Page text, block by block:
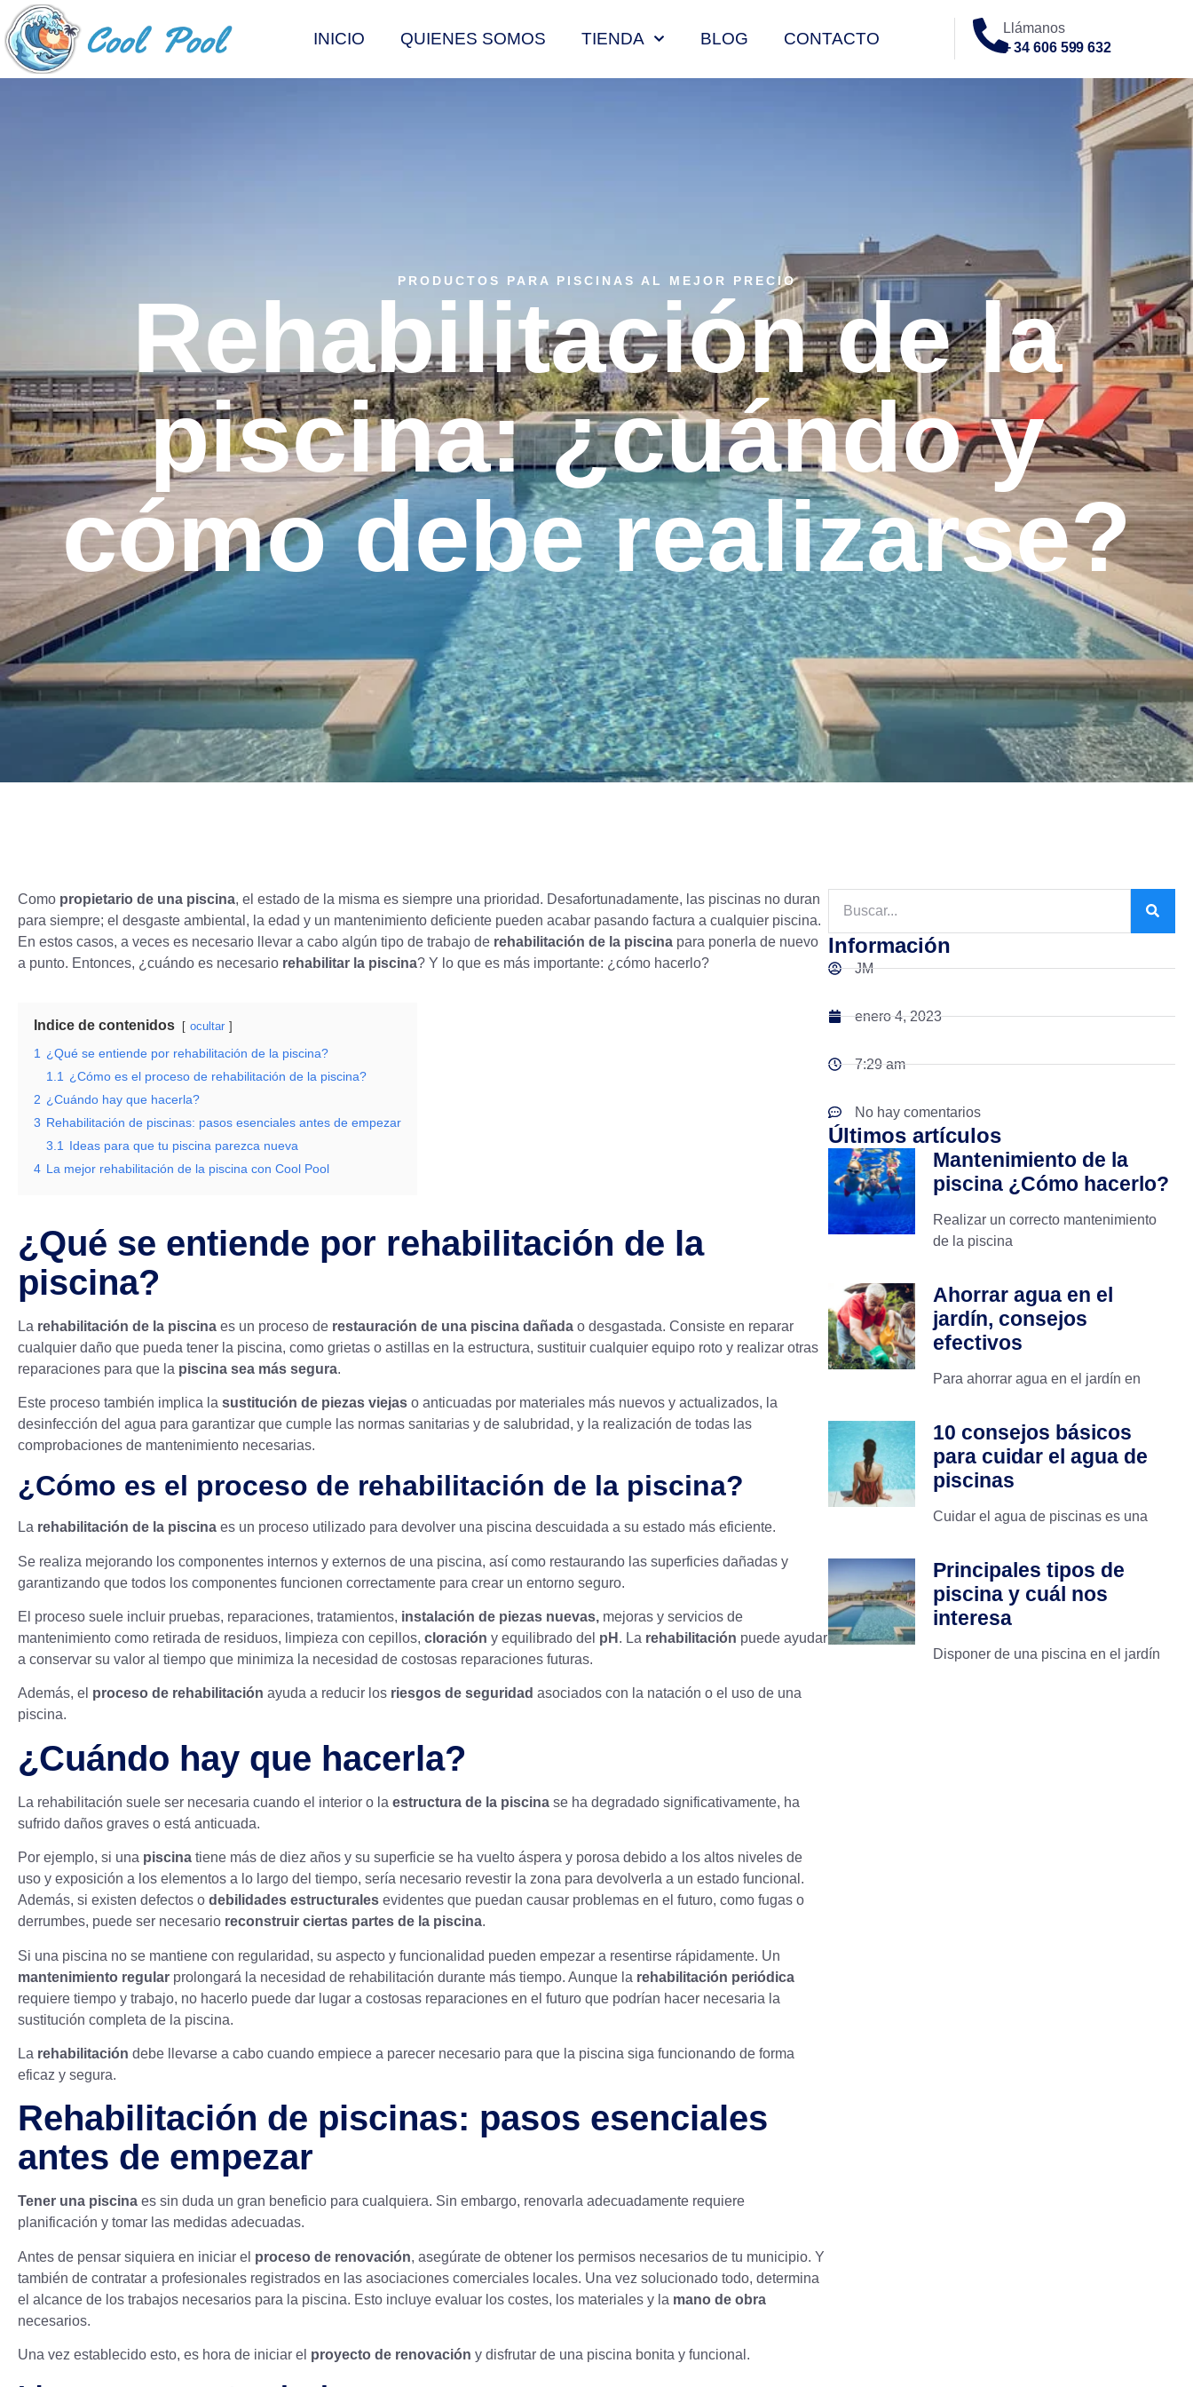
INICIO QUIENES SOMOS TIENDA BLOG CONTACTO
Llámanos
+ 34 606 599 632
PRODUCTOS PARA PISCINAS AL MEJOR PRECIO
Rehabilitación de la
piscina: ¿cuándo y
cómo debe realizarse?
Como propietario de una piscina, el estado de la misma es siempre una prioridad. Desafortunadamente, las piscinas no duran
para siempre; el desgaste ambiental, la edad y un mantenimiento deficiente pueden acabar pasando factura a cualquier piscina.
En estos casos, a veces es necesario llevar a cabo algún tipo de trabajo de rehabilitación de la piscina para ponerla de nuevo
a punto. Entonces, ¿cuándo es necesario rehabilitar la piscina? Y lo que es más importante: ¿cómo hacerlo?
Indice de contenidos ocultar
1
¿Qué se entiende por rehabilitación de la piscina?
1.1
¿Cómo es el proceso de rehabilitación de la piscina?
2 ¿Cuándo hay que hacerla?
3 Rehabilitación de piscinas: pasos esenciales antes de empezar
3.1
Ideas para que tu piscina parezca nueva
4 La mejor rehabilitación de la piscina con Cool Pool
¿Qué se entiende por rehabilitación de la
piscina?
La rehabilitación de la piscina es un proceso de restauración de una piscina dañada o desgastada. Consiste en reparar
cualquier daño que pueda tener la piscina, como grietas o astillas en la estructura, sustituir cualquier equipo roto y realizar otras
reparaciones para que la piscina sea más segura.
Este proceso también implica la sustitución de piezas viejas o anticuadas por materiales más nuevos y actualizados, la
desinfección del agua para garantizar que cumple las normas sanitarias y de salubridad, y la realización de todas las
comprobaciones de mantenimiento necesarias.
¿Cómo es el proceso de rehabilitación de la piscina?
La rehabilitación de la piscina es un proceso utilizado para devolver una piscina descuidada a su estado más eficiente.
Se realiza mejorando los componentes internos y externos de una piscina, así como restaurando las superficies dañadas y
garantizando que todos los componentes funcionen correctamente para crear un entorno seguro.
El proceso suele incluir pruebas, reparaciones, tratamientos, instalación de piezas nuevas, mejoras y servicios de
mantenimiento como retirada de residuos, limpieza con cepillos, cloración y equilibrado del pH . La rehabilitación puede ayudar
a conservar su valor al tiempo que minimiza la necesidad de costosas reparaciones futuras.
Además, el proceso de rehabilitación ayuda a reducir los riesgos de seguridad asociados con la natación o el uso de una
piscina.
¿Cuándo hay que hacerla?
La rehabilitación suele ser necesaria cuando el interior o la estructura de la piscina se ha degradado significativamente, ha
sufrido daños graves o está anticuada.
Por ejemplo, si una piscina tiene más de diez años y su superficie se ha vuelto áspera y porosa debido a los altos niveles de
uso y exposición a los elementos a lo largo del tiempo, sería necesario revestir la zona para devolverla a un estado funcional.
Además, si existen defectos o debilidades estructurales evidentes que puedan causar problemas en el futuro, como fugas o
derrumbes, puede ser necesario reconstruir ciertas partes de la piscina.
Si una piscina no se mantiene con regularidad, su aspecto y funcionalidad pueden empezar a resentirse rápidamente. Un
mantenimiento regular prolongará la necesidad de rehabilitación durante más tiempo. Aunque la rehabilitación periódica
requiere tiempo y trabajo, no hacerlo puede dar lugar a costosas reparaciones en el futuro que podrían hacer necesaria la
sustitución completa de la piscina.
La rehabilitación debe llevarse a cabo cuando empiece a parecer necesario para que la piscina siga funcionando de forma
eficaz y segura.
Rehabilitación de piscinas: pasos esenciales
antes de empezar
Tener una piscina es sin duda un gran beneficio para cualquiera. Sin embargo, renovarla adecuadamente requiere
planificación y tomar las medidas adecuadas.
Antes de pensar siquiera en iniciar el proceso de renovación, asegúrate de obtener los permisos necesarios de tu municipio. Y
también de contratar a profesionales registrados en las asociaciones comerciales locales. Una vez solucionado todo, determina
el alcance de los trabajos necesarios para la piscina. Esto incluye evaluar los costes, los materiales y la mano de obra
necesarios.
Una vez establecido esto, es hora de iniciar el proyecto de renovación y disfrutar de una piscina bonita y funcional.
Información
JM
enero 4, 2023
7:29 am
No hay comentarios
Últimos artículos
Mantenimiento de la
piscina ¿Cómo hacerlo?
Realizar un correcto mantenimiento
de la piscina
Ahorrar agua en el
jardín, consejos
efectivos
Para ahorrar agua en el jardín en
10 consejos básicos
para cuidar el agua de
piscinas
Cuidar el agua de piscinas es una
Principales tipos de
piscina y cuál nos
interesa
Disponer de una piscina en el jardín